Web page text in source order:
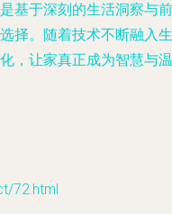
基于深刻的生活洞察与前
择。随着技术不断融入生
，让家真正成为智慧与温
72.html